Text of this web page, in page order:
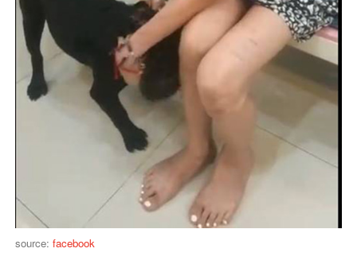
source: facebook